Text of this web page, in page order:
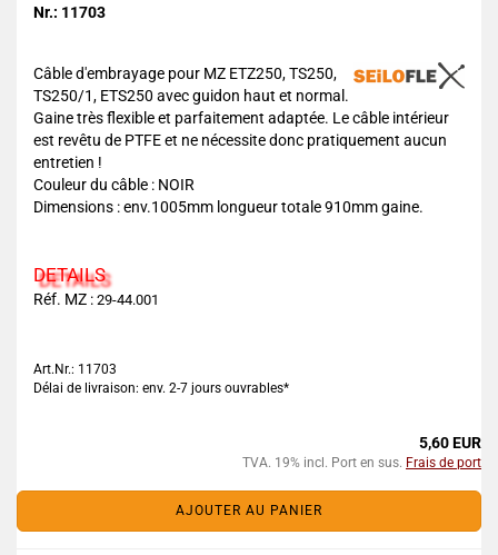
Nr.: 11703
Câble d'embrayage pour MZ ETZ250, TS250,
TS250/1, ETS250 avec guidon haut et normal.
Gaine très flexible et parfaitement adaptée. Le câble intérieur
est revêtu de PTFE et ne nécessite donc pratiquement aucun
entretien !
Couleur du câble : NOIR
Dimensions : env.1005mm longueur totale 910mm gaine.
DETAILS
Réf. MZ : 29-44.001
Art.Nr.: 11703
Délai de livraison: env. 2-7 jours ouvrables*
5,60 EUR
TVA. 19% incl. Port en sus. Frais de port
AJOUTER AU PANIER